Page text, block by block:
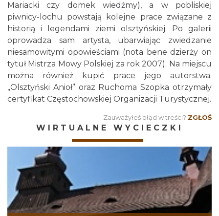
Mariacki czy domek wiedźmy), a w pobliskiej
piwnicy-lochu powstają kolejne prace związane z
historią i legendami ziemi olsztyńskiej. Po galerii
oprowadza sam artysta, ubarwiając zwiedzanie
niesamowitymi opowieściami (nota bene dzierży on
tytuł Mistrza Mowy Polskiej za rok 2007). Na miejscu
można również kupić prace jego autorstwa.
„Olsztyński Anioł” oraz Ruchoma Szopka otrzymały
certyfikat Częstochowskiej Organizacji Turystycznej.
Zauważyłeś błąd w treści? ZGŁOŚ
WIRTUALNE WYCIECZKI